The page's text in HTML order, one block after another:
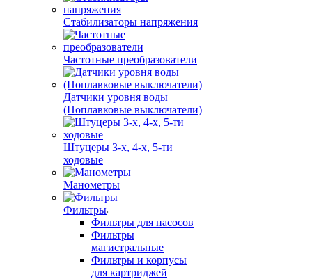
Стабилизаторы напряжения
Частотные преобразователи
Датчики уровня воды
(Поплавковые выключатели)
Штуцеры 3-х, 4-х, 5-ти
ходовые
Манометры
Фильтры
Фильтры для насосов
Фильтры
магистральные
Фильтры и корпусы
для картриджей